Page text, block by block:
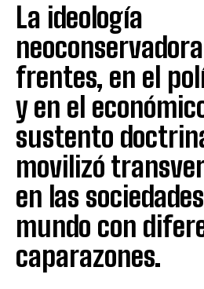
La ideología
frentes, en el
y en el
sustento
movilizó
en las
mundo con
caparazones.